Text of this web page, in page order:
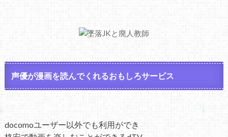
声優が漫画を読んでくれるおもしろサービス
docomoユーザー以外でも利用ができ